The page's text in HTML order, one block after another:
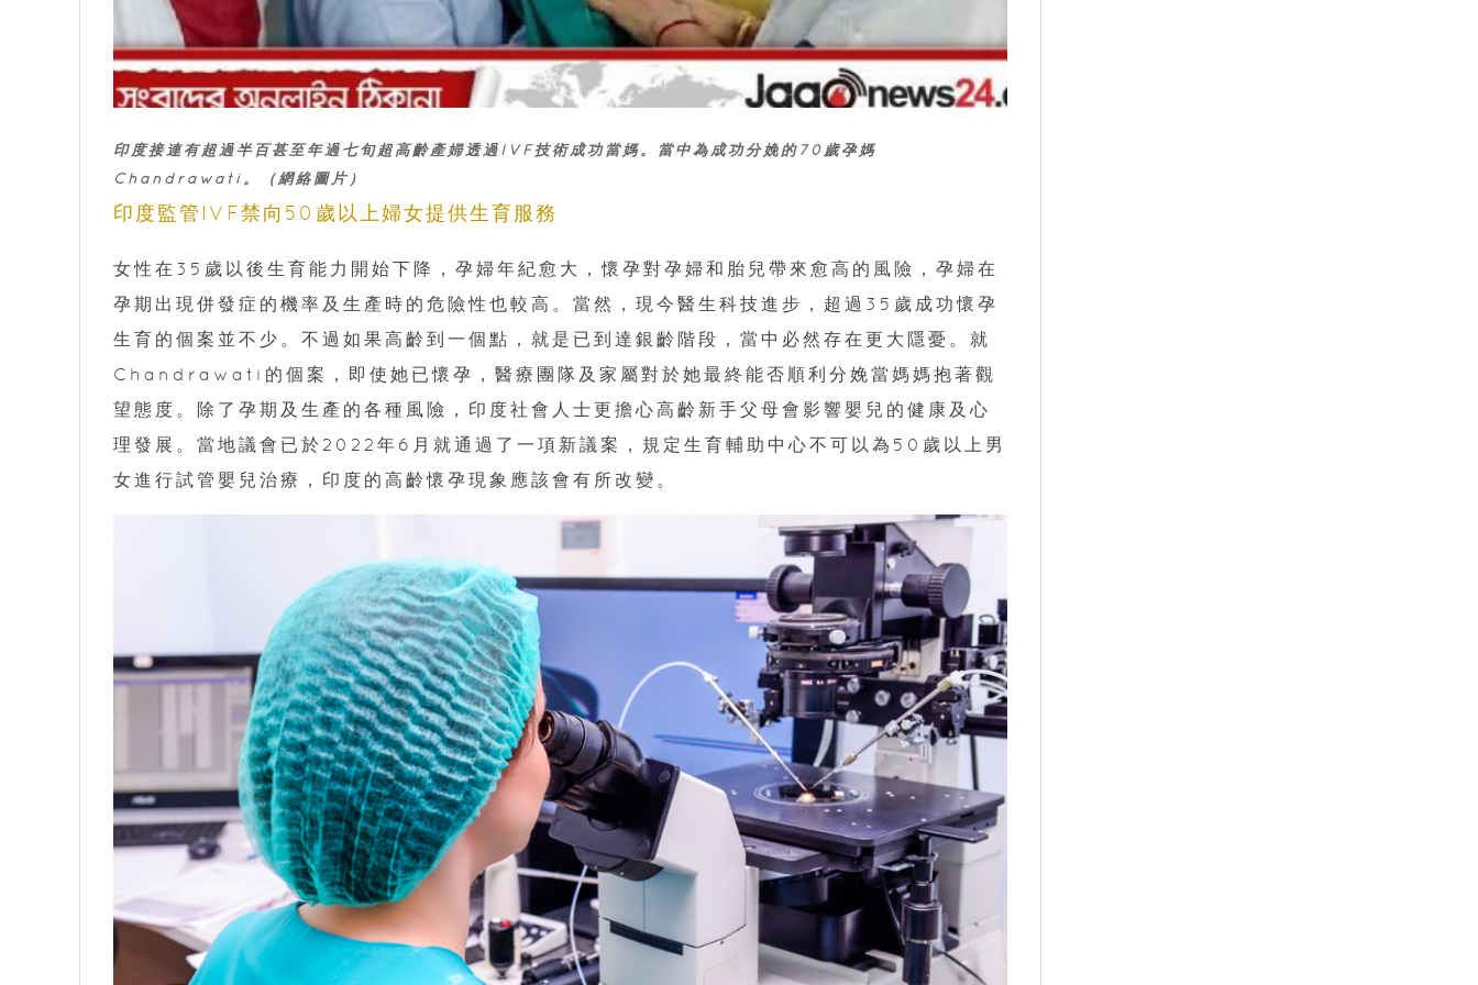
印度接連有超過半百甚至年過七旬超高齡產婦透過IVF技術成功當媽。當中為成功分娩的70歲孕媽
Chandrawati。（網絡圖片）
印度監管IVF禁向50歲以上婦女提供生育服務
女性在35歲以後生育能力開始下降，孕婦年紀愈大，懷孕對孕婦和胎兒帶來愈高的風險，孕婦在
孕期出現併發症的機率及生產時的危險性也較高。當然，現今醫生科技進步，超過35歲成功懷孕
生育的個案並不少。不過如果高齡到一個點，就是已到達銀齡階段，當中必然存在更大隱憂。就
Chandrawati的個案，即使她已懷孕，醫療團隊及家屬對於她最終能否順利分娩當媽媽抱著觀
望態度。除了孕期及生產的各種風險，印度社會人士更擔心高齡新手父母會影響嬰兒的健康及心
理發展。當地議會已於2022年6月就通過了一項新議案，規定生育輔助中心不可以為50歲以上男
女進行試管嬰兒治療，印度的高齡懷孕現象應該會有所改變。